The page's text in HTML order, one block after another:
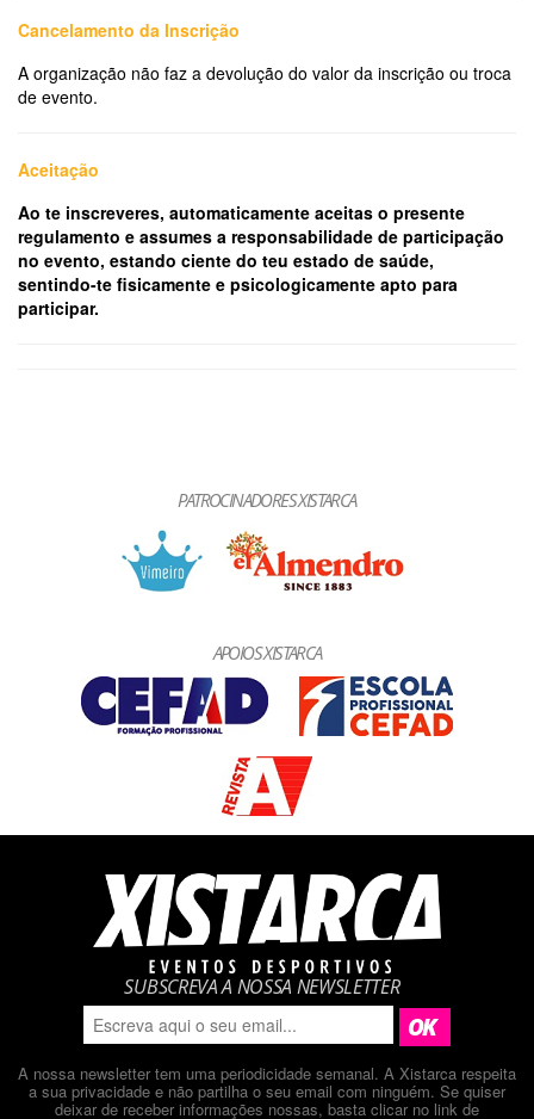
Cancelamento da Inscrição
A organização não faz a devolução do valor da inscrição ou troca
de evento.
Aceitação
Ao te inscreveres, automaticamente aceitas o presente
regulamento e assumes a responsabilidade de participação
no evento, estando ciente do teu estado de saúde,
sentindo-te fisicamente e psicologicamente apto para
participar.
PATROCINADORES XISTARCA
APOIOS XISTARCA
SUBSCREVA A NOSSA NEWSLETTER
A nossa newsletter tem uma periodicidade semanal. A Xistarca respeita
a sua privacidade e não partilha o seu email com ninguém. Se quiser
deixar de receber informações nossas, basta clicar no link de